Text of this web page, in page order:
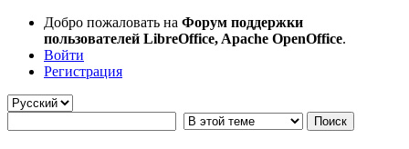
Добро пожаловать на Форум поддержки
пользователей LibreOffice, Apache OpenOffice.
Войти
Регистрация